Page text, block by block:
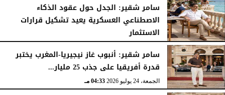
سامر شقير: الجدل حول عقود الذكاء
الاصطناعي العسكرية يعيد تشكيل قرارات
الاستثمار
الجمعة، 24 يوليو 2026 04:45 مـ
سامر شقير: أنبوب غاز نيجيريا-المغرب يختبر
قدرة أفريقيا على جذب 25 مليار...
الجمعة، 24 يوليو 2026 04:33 مـ